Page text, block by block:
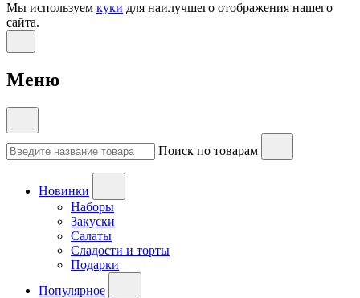
Мы используем куки для наилучшего отображения нашего
сайта.
Меню
Поиск по товарам
Новинки
Наборы
Закуски
Салаты
Сладости и торты
Подарки
Популярное